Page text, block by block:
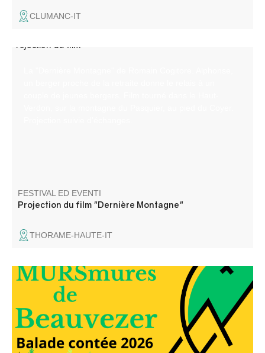
CLUMANC-IT
FESTIVAL ED EVENTI
Projection du film "Dernière Montagne"
THORAME-HAUTE-IT
Elli la conteuse vous balade dans les rues du village et
dans le temps, à travers les anecdotes glanées auprès
des habitants du village.